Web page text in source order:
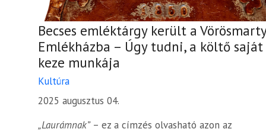
Becses emléktárgy került a Vörösmarty
Emlékházba – Úgy tudni, a költő saját
keze munkája
Kultúra
2025 augusztus 04.
„Laurámnak”– ez a címzés olvasható azon az